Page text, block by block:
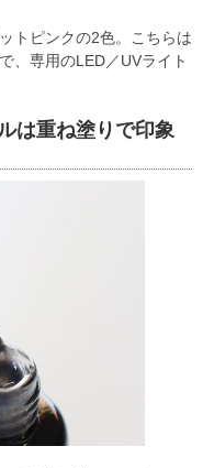
トピンクの2色。こちらは
、専用のLED／UVライト
は重ね塗りで印象